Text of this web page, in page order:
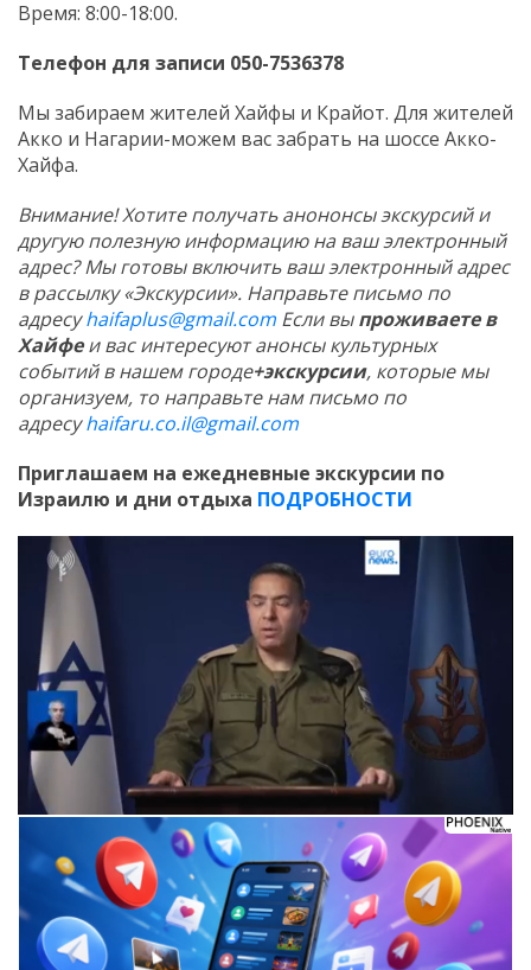
Время: 8:00-18:00.
Телефон для записи 050-7536378
Мы забираем жителей Хайфы и Крайот. Для жителей
Акко и Нагарии-можем вас забрать на шоссе Акко-
Хайфа.
Внимание! Хотите получать анононсы экскурсий и
другую полезную информацию на ваш электронный
адрес? Мы готовы включить ваш электронный адрес
в рассылку «Экскурсии». Направьте письмо по
адресуhaifaplus@gmail.com Если выпроживаете в
Хайфеи вас интересуют анонсы культурных
событий в нашем городе+экскурсии, которые мы
организуем, то направьте нам письмо по
адресуhaifaru.co.il@gmail.com
Приглашаем на ежедневные экскурсии по
Израилю и дни отдыха ПОДРОБНОСТИ